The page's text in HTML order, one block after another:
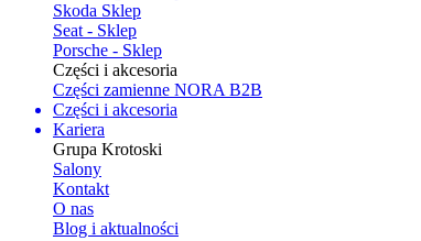
Skoda Sklep
Seat - Sklep
Porsche - Sklep
Części i akcesoria
Części zamienne NORA B2B
Części i akcesoria
Kariera
Grupa Krotoski
Salony
Kontakt
O nas
Blog i aktualności